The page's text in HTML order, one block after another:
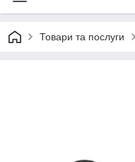
Товари та послуги